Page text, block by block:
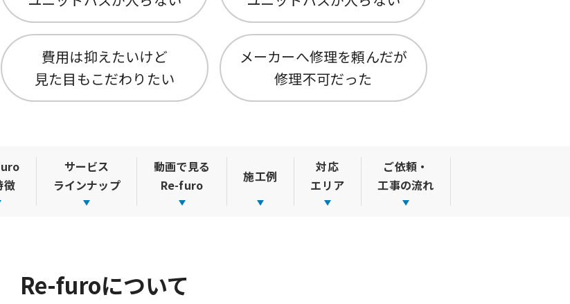
費用は抑えたいけど
見た目もこだわりたい
メーカーへ修理を頼んだが
修理不可だった
徴
サービス
ラインナップ
動画で見る
Re-furo
施工例
対応
エリア
ご依頼・
工事の流れ
Re-furoについて